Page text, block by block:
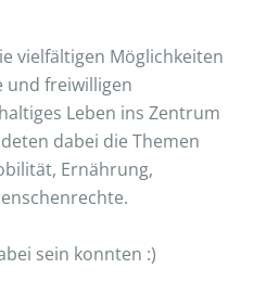
vielfältigen Möglichkeiten
und freiwilligen
Leben ins Zentrum
dabei die Themen
Ernährung,
sein konnten :)